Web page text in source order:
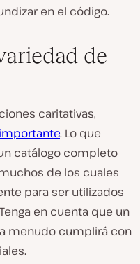
en el código.
de
caritativas,
. Lo que
catálogo completo
de los cuales
para ser utilizados
en cuenta que un
menudo cumplirá con